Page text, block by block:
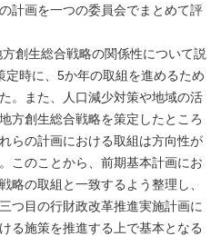
計画を一つの委員会でまとめて評
生総合戦略の関係性について説
定時に、5か年の取組を進めるため
。また、人口減少対策や地域の活
方創生総合戦略を策定したところ
らの計画における取組は方向性が
このことから、前期基本計画にお
略の取組と一致するよう整理し、
つ目の行財政改革推進実施計画に
る施策を推進する上で基本となる